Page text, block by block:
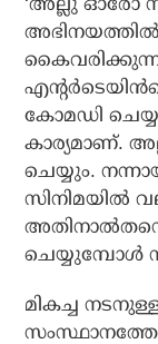
കോമഡി
കാര്യമാണ്.
ചെയ്യും.
സിനിമയില്‍
ചെയ്യുമ്പോള്‍
മികച്ച